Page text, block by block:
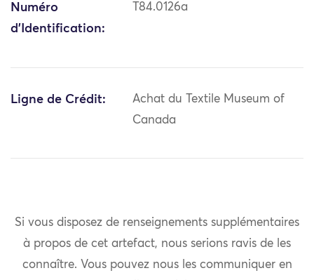
Numéro
d'Identification:
T84.0126a
Ligne de Crédit:
Achat du Textile Museum of
Canada
Si vous disposez de renseignements supplémentaires
à propos de cet artefact, nous serions ravis de les
connaître. Vous pouvez nous les communiquer en